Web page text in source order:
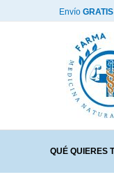
Envío GRATIS
QUÉ QUIERES